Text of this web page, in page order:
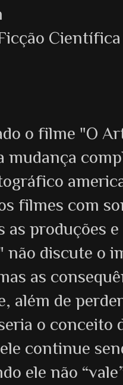
Científica
o filme "O
mudança
filmes com
as produções
não discute o
as
além de
o conceito
continue
ele não